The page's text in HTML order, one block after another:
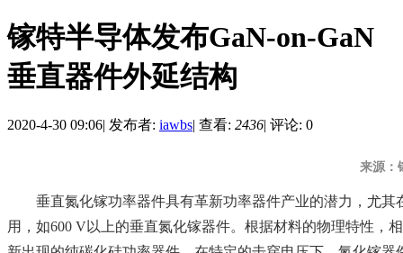
镓特半导体发布GaN-on-GaN
垂直器件外延结构
2020-4-30 09:06| 发布者: iawbs| 查看: 2436| 评论: 0
来源：
垂直氮化镓功率器件具有革新功率器件产业的潜力，尤其
用，如600 V以上的垂直氮化镓器件。根据材料的物理特性，